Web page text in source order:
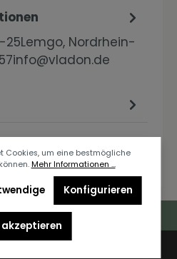
25Lemgo, Nordrhein-
Kostenloser Versand
Cookies, um eine bestmögliche
Mehr Informationen ...
Konfigurieren
akzeptieren